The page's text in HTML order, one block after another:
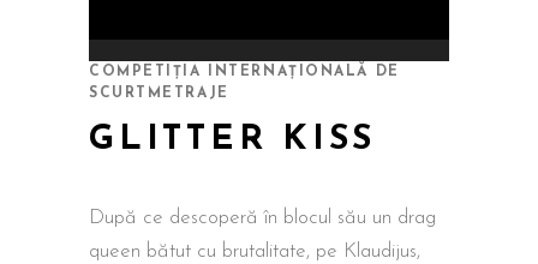
COMPETIȚIA INTERNAȚIONALĂ DE
SCURTMETRAJE
GLITTER KISS
După ce descoperă în blocul său un drag
queen bătut cu brutalitate, pe Klaudijus,